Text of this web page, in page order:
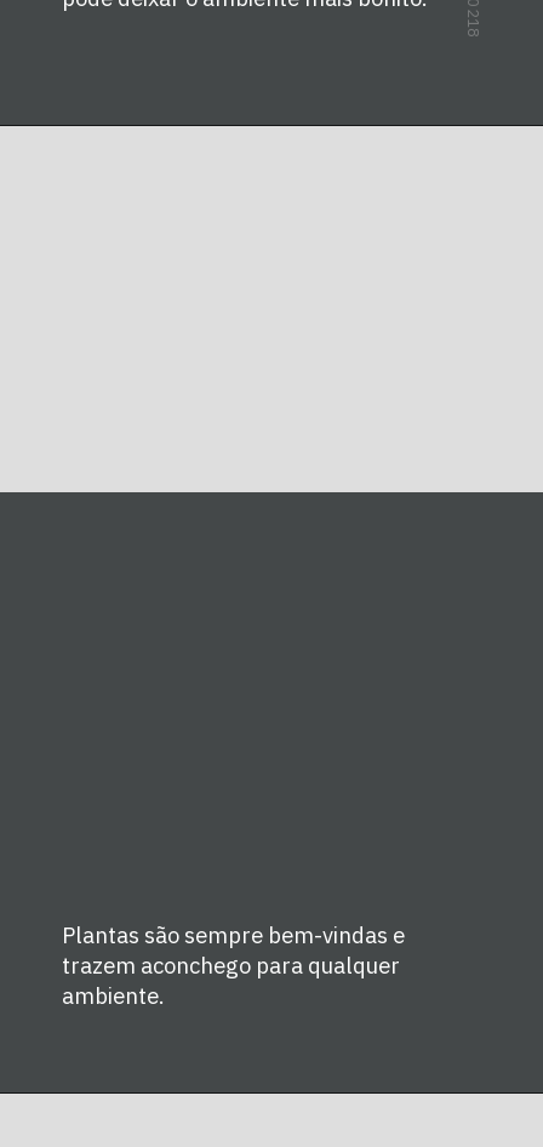
0218
Plantas são sempre bem-vindas e
trazem aconchego para qualquer
ambiente.